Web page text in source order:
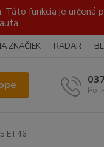
funkcia je
ZNAČIEK RADAR
Po-
ET46